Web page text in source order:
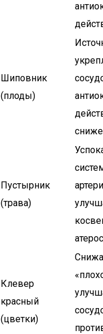
Шиповник
(плоды)
Пустырник
(трава)
Клевер
красный
(цветки)